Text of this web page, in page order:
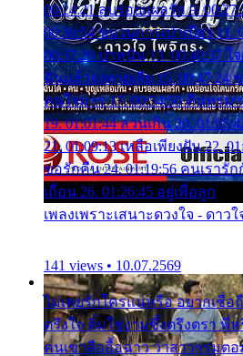
00:24:21 ลบรอยแผลรัก 9.
00:30:54 ขบวนการเปาเปียว 11.
00:37:20 ปาหนัน 13. 00:40:37 ใ
ฉันแล้วจงตายเสีย 15. 00:47:24
คนใจมาร 17. 00:54:50 คืนทรม
19. 01:01:44 ส่วนเกิน 20.
21. 01:09:13 เหลือเพียงฝัน 22.
ขอรักคืน 24. 01:19:56 คนเรารัก
เถื่อน 26. 01:26:45 อยู่เพื่อลูก
เพลงเพราะเสนาะดวงใจ - ดาว
141 views • 10.07.2569
ไม่เคยรักใครแน่หรือ อยากเชื่
ตรึงใจ ติ๋มใช่งามซึ้งตรึงตรา พี่
คนเขาลืออื้อฉาว ว่าสาวๆรุมต